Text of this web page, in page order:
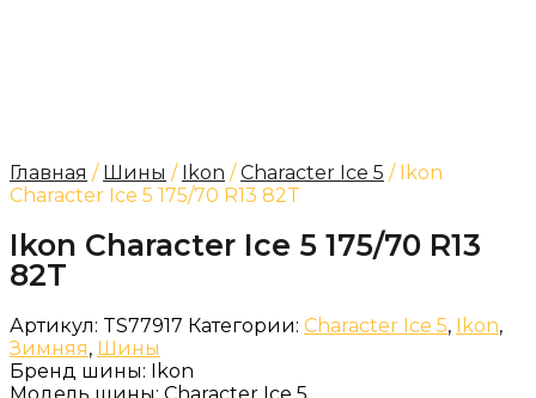
Главная / Шины / Ikon /Character Ice 5 / Ikon
Character Ice 5 175/70 R13 82T
Ikon Character Ice 5 175/70 R13
82T
Артикул: TS77917 Категории: Character Ice 5, Ikon,
Зимняя, Шины
Бренд шины: Ikon